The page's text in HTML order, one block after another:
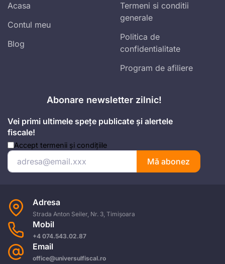
Acasa
Contul meu
Blog
Termeni si conditii
generale
Politica de
confidentialitate
Program de afiliere
Abonare newsletter zilnic!
Vei primi ultimele spețe publicate și alertele
fiscale!
Accept termenii și condițiile
Mă abonez
Adresa
Strada Anton Seiler, Nr. 3, Timișoara
Mobil
+4 074.543.02.87
Email
office@universulfiscal.ro